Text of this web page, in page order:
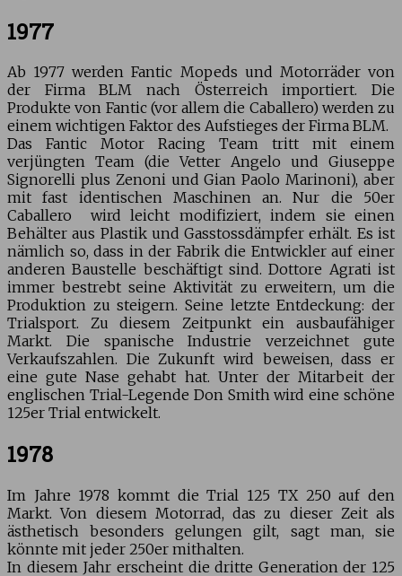
1977
Ab 1977 werden Fantic Mopeds und Motorräder von
der Firma BLM nach Österreich importiert. Die
Produkte von Fantic (vor allem die Caballero) werden zu
einem wichtigen Faktor des Aufstieges der Firma BLM.
Das Fantic Motor Racing Team tritt mit einem
verjüngten Team (die Vetter Angelo und Giuseppe
Signorelli plus Zenoni und Gian Paolo Marinoni), aber
mit fast identischen Maschinen an. Nur die 50er
Caballero wird leicht modifiziert, indem sie einen
Behälter aus Plastik und Gasstossdämpfer erhält. Es ist
nämlich so, dass in der Fabrik die Entwickler auf einer
anderen Baustelle beschäftigt sind. Dottore Agrati ist
immer bestrebt seine Aktivität zu erweitern, um die
Produktion zu steigern. Seine letzte Entdeckung: der
Trialsport. Zu diesem Zeitpunkt ein ausbaufähiger
Markt. Die spanische Industrie verzeichnet gute
Verkaufszahlen. Die Zukunft wird beweisen, dass er
eine gute Nase gehabt hat. Unter der Mitarbeit der
englischen Trial-Legende Don Smith wird eine schöne
125er Trial entwickelt.
1978
Im Jahre 1978 kommt die Trial 125 TX 250 auf den
Markt. Von diesem Motorrad, das zu dieser Zeit als
ästhetisch besonders gelungen gilt, sagt man, sie
könnte mit jeder 250er mithalten.
In diesem Jahr erscheint die dritte Generation der 125